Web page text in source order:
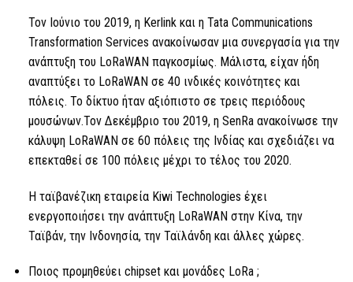
Τον Ιούνιο του 2019, η Kerlink και η Tata Communications
Transformation Services ανακοίνωσαν μια συνεργασία για την
ανάπτυξη του LoRaWAN παγκοσμίως. Μάλιστα, είχαν ήδη
αναπτύξει το LoRaWAN σε 40 ινδικές κοινότητες και
πόλεις. Το δίκτυο ήταν αξιόπιστο σε τρεις περιόδους
μουσώνων.Τον Δεκέμβριο του 2019, η SenRa ανακοίνωσε την
κάλυψη LoRaWAN σε 60 πόλεις της Ινδίας και σχεδιάζει να
επεκταθεί σε 100 πόλεις μέχρι το τέλος του 2020.
Η ταϊβανέζικη εταιρεία Kiwi Technologies έχει
ενεργοποιήσει την ανάπτυξη LoRaWAN στην Κίνα, την
Ταϊβάν, την Ινδονησία, την Ταϊλάνδη και άλλες χώρες.
Ποιος προμηθεύει chipset και μονάδες LoRa ;